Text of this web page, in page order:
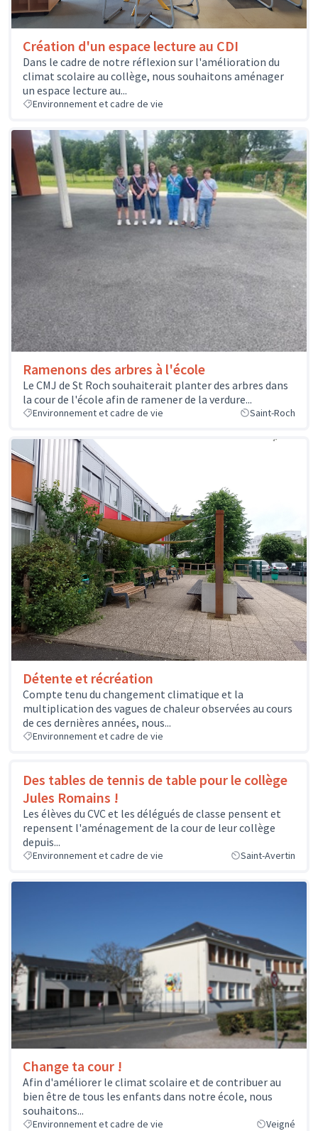
Création d'un espace lecture au CDI
Dans le cadre de notre réflexion sur l'amélioration du
climat scolaire au collège, nous souhaitons aménager
un espace lecture au...
Environnement et cadre de vie
Ramenons des arbres à l'école
Le CMJ de St Roch souhaiterait planter des arbres dans
la cour de l'école afin de ramener de la verdure...
Environnement et cadre de vie Saint-Roch
Détente et récréation
Compte tenu du changement climatique et la
multiplication des vagues de chaleur observées au cours
de ces dernières années, nous...
Environnement et cadre de vie
Des tables de tennis de table pour le collège
Jules Romains !
Les élèves du CVC et les délégués de classe pensent et
repensent l'aménagement de la cour de leur collège
depuis...
Environnement et cadre de vie Saint-Avertin
Change ta cour !
Afin d'améliorer le climat scolaire et de contribuer au
bien être de tous les enfants dans notre école, nous
souhaitons...
Environnement et cadre de vie Veigné